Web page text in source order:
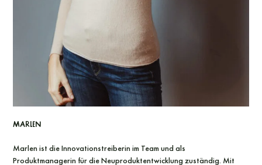
Marlen
Marlen ist die Innovationstreiberin im Team und als
Produktmanagerin für die Neuproduktentwicklung zuständig. Mit